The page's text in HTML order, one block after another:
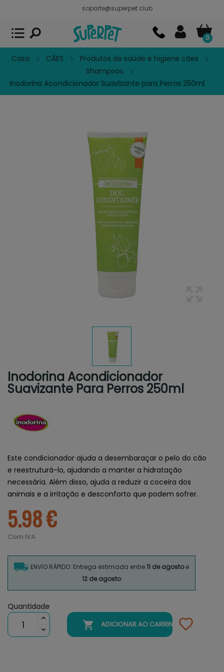
soporte@superpet.club
0
Casa CÃES
Produtos de saúde e higiene cães
Shampoos
Inodorina Acondicionador Suavizante para Perros 250ml
Inodorina Acondicionador
Suavizante Para Perros 250ml
Este condicionador ajuda a desembaraçar o pelo do cão
e reestruturá-lo, ajudando a manter a hidratação
necessária. Além disso, ajuda a reduzir a coceira dos
animais e a irritação e desconforto que podem sofrer.
5.98 €
Com IVA
ENVIO RÁPIDO: Entrega estimada entre11 de agostoe
12 de agosto
Quantidade
 ADICIONAR AO CARRINHO
Superpet, comida para mascotas
APP GRATIS - En Google Play